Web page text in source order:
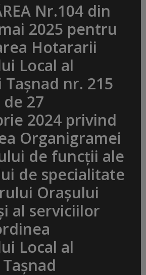
Nr.104 din
2025 pentru
Hotararii
Local al
nr. 215
27
2024 privind
Organigramei
de funcții ale
de specialitate
Orașului
al serviciilor
Local al